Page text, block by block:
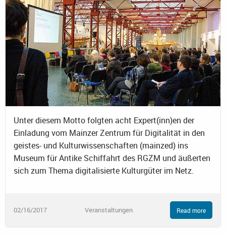
Unter diesem Motto folgten acht Expert(inn)en der
Einladung vom Mainzer Zentrum für Digitalität in den
geistes- und Kulturwissenschaften (mainzed) ins
Museum für Antike Schiffahrt des RGZM und äußerten
sich zum Thema digitalisierte Kulturgüter im Netz.
02/16/2017 Veranstaltungen Read more